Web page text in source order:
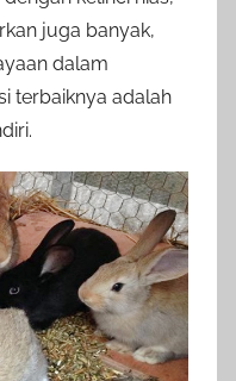
juga banyak,
dalam
terbaiknya adalah